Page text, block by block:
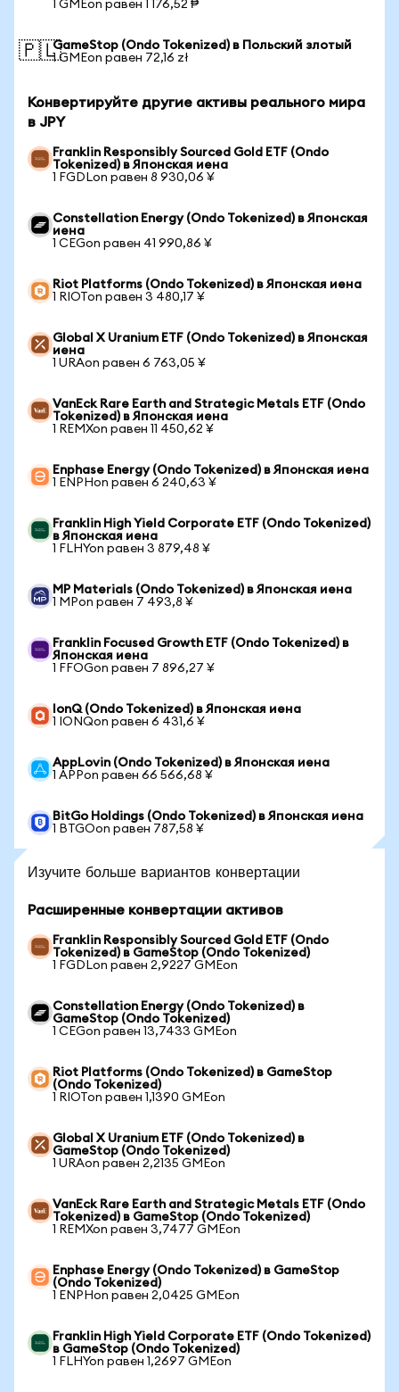
1 GMEon равен 1 176,52 ₱
🇵🇱GameStop (Ondo Tokenized) в Польский злотый
1 GMEon равен 72,16 zł
Конвертируйте другие активы реального мира
в JPY
Franklin Responsibly Sourced Gold ETF (Ondo
Tokenized) в Японская иена
1 FGDLon равен 8 930,06 ¥
Constellation Energy (Ondo Tokenized) в Японская
иена
1 CEGon равен 41 990,86 ¥
Riot Platforms (Ondo Tokenized) в Японская иена
1 RIOTon равен 3 480,17 ¥
Global X Uranium ETF (Ondo Tokenized) в Японская
иена
1 URAon равен 6 763,05 ¥
VanEck Rare Earth and Strategic Metals ETF (Ondo
Tokenized) в Японская иена
1 REMXon равен 11 450,62 ¥
Enphase Energy (Ondo Tokenized) в Японская иена
1 ENPHon равен 6 240,63 ¥
Franklin High Yield Corporate ETF (Ondo Tokenized)
в Японская иена
1 FLHYon равен 3 879,48 ¥
MP Materials (Ondo Tokenized) в Японская иена
1 MPon равен 7 493,8 ¥
Franklin Focused Growth ETF (Ondo Tokenized) в
Японская иена
1 FFOGon равен 7 896,27 ¥
IonQ (Ondo Tokenized) в Японская иена
1 IONQon равен 6 431,6 ¥
AppLovin (Ondo Tokenized) в Японская иена
1 APPon равен 66 566,68 ¥
BitGo Holdings (Ondo Tokenized) в Японская иена
1 BTGOon равен 787,58 ¥
Изучите больше вариантов конвертации
Расширенные конвертации активов
Franklin Responsibly Sourced Gold ETF (Ondo
Tokenized) в GameStop (Ondo Tokenized)
1 FGDLon равен 2,9227 GMEon
Constellation Energy (Ondo Tokenized) в
GameStop (Ondo Tokenized)
1 CEGon равен 13,7433 GMEon
Riot Platforms (Ondo Tokenized) в GameStop
(Ondo Tokenized)
1 RIOTon равен 1,1390 GMEon
Global X Uranium ETF (Ondo Tokenized) в
GameStop (Ondo Tokenized)
1 URAon равен 2,2135 GMEon
VanEck Rare Earth and Strategic Metals ETF (Ondo
Tokenized) в GameStop (Ondo Tokenized)
1 REMXon равен 3,7477 GMEon
Enphase Energy (Ondo Tokenized) в GameStop
(Ondo Tokenized)
1 ENPHon равен 2,0425 GMEon
Franklin High Yield Corporate ETF (Ondo Tokenized)
в GameStop (Ondo Tokenized)
1 FLHYon равен 1,2697 GMEon